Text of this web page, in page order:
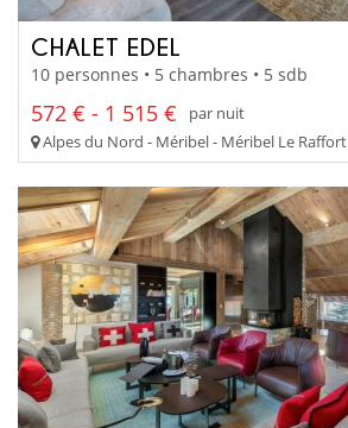
CHALET EDEL
10 personnes • 5 chambres • 5 sdb
572 € - 1 515 €
par nuit
Alpes du Nord - Méribel - Méribel Le Raffort